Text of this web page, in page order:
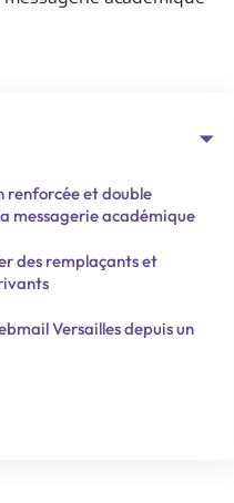
et double
messagerie académique
des remplaçants et
Versailles depuis un